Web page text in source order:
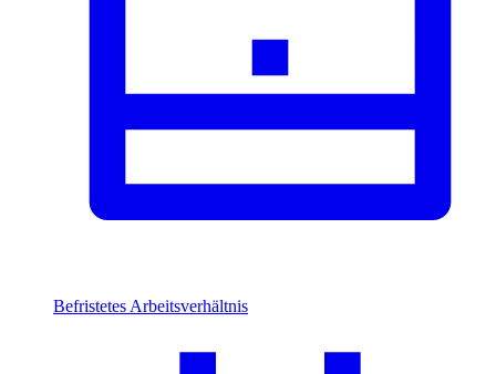
Befristetes Arbeitsverhältnis